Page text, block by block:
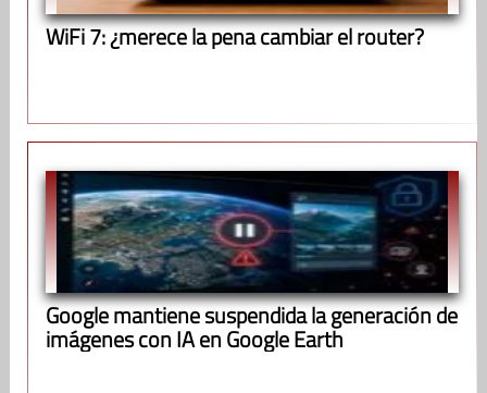
WiFi 7: ¿merece la pena cambiar el router?
Google mantiene suspendida la generación de
imágenes con IA en Google Earth